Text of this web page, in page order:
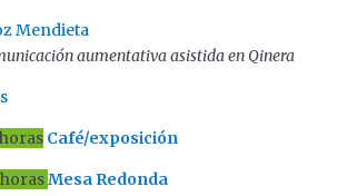
Mendieta
aumentativa asistida en Qinera
Café/exposición
Mesa Redonda